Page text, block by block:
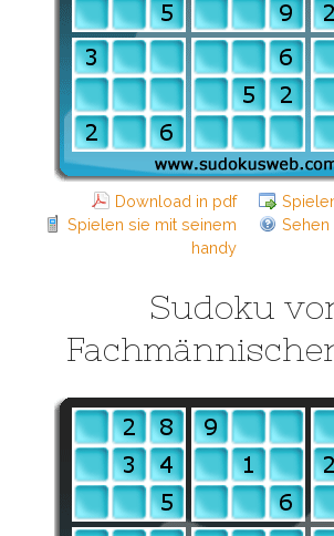
Download in pdf
Spielen sie mit seinem
handy
Sudoku